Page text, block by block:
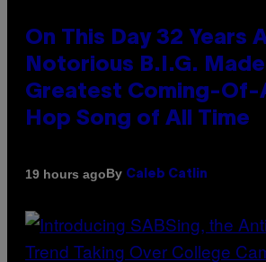
On This Day 32 Years
Notorious B.I.G.
Greatest Coming-Of-
Hop Song of All Time
19 hours agoBy Caleb Catlin